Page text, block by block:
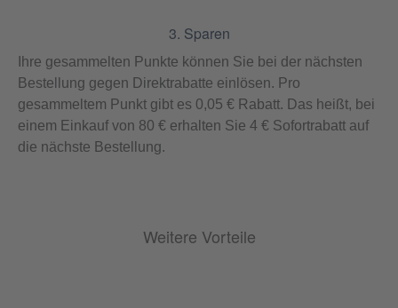
3. Sparen
Ihre gesammelten Punkte können Sie bei der nächsten
Bestellung gegen Direktrabatte einlösen. Pro
gesammeltem Punkt gibt es 0,05 € Rabatt. Das heißt, bei
einem Einkauf von 80 € erhalten Sie 4 € Sofortrabatt auf
die nächste Bestellung.
Weitere Vorteile